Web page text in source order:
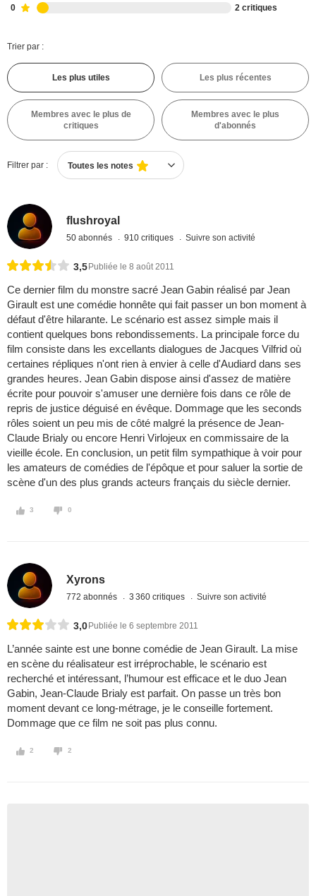
0 2 critiques
Trier par :
Les plus utiles Les plus récentes
Membres avec le plus de
critiques
Membres avec le plus
d'abonnés
Filtrer par : Toutes les notes
flushroyal
50 abonnés 910 critiques Suivre son activité
3,5 Publiée le 8 août 2011
Ce dernier film du monstre sacré Jean Gabin réalisé par Jean
Girault est une comédie honnête qui fait passer un bon moment à
défaut d'être hilarante. Le scénario est assez simple mais il
contient quelques bons rebondissements. La principale force du
film consiste dans les excellants dialogues de Jacques Vilfrid où
certaines répliques n'ont rien à envier à celle d'Audiard dans ses
grandes heures. Jean Gabin dispose ainsi d'assez de matière
écrite pour pouvoir s'amuser une dernière fois dans ce rôle de
repris de justice déguisé en évêque. Dommage que les seconds
rôles soient un peu mis de côté malgré la présence de Jean-
Claude Brialy ou encore Henri Virlojeux en commissaire de la
vieille école. En conclusion, un petit film sympathique à voir pour
les amateurs de comédies de l'épôque et pour saluer la sortie de
scène d'un des plus grands acteurs français du siècle dernier.
3 0
Xyrons
772 abonnés 3 360 critiques Suivre son activité
3,0 Publiée le 6 septembre 2011
L’année sainte est une bonne comédie de Jean Girault. La mise
en scène du réalisateur est irréprochable, le scénario est
recherché et intéressant, l’humour est efficace et le duo Jean
Gabin, Jean-Claude Brialy est parfait. On passe un très bon
moment devant ce long-métrage, je le conseille fortement.
Dommage que ce film ne soit pas plus connu.
2 2